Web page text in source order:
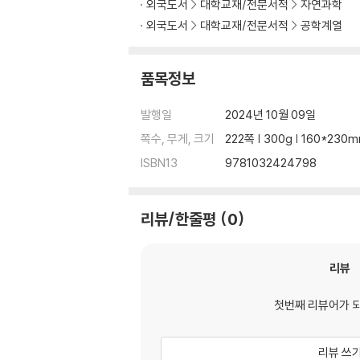
3.2 Triangular wave referenced TDD
3.3 TDD using no reference ? type I
3.5 TDD using 555 astable multivibrator
3.6: TDD using 555 monostable
Chapter 4: Switching Time Division
4.1 Saw tooth wave referenced TDD
4.4 TDD using no reference ? type II
4.6 TDD using 555 monostable
5.1: Saw tooth wave referenced MCD
5.2: Triangular wave referenced MCD
외국도서
대학교재/전문서적
자연과학
외국도서
대학교재/전문서적 공학계열
품목정보
발행일
2024년 10월 09일
쪽수, 무게, 크기
222쪽 | 300g |
ISBN13
9781032424798
리뷰/한줄평 0
리뷰
첫번째 리뷰어가
리뷰 쓰기